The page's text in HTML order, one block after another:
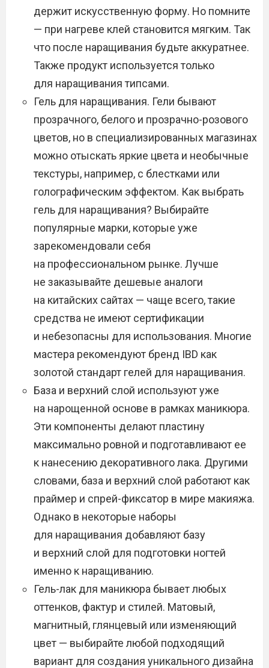
держит искусственную форму. Но помните
— при нагреве клей становится мягким. Так
что после наращивания будьте аккуратнее.
Также продукт используется только
для наращивания типсами.
Гель для наращивания. Гели бывают
прозрачного, белого и прозрачно-розового
цветов, но в специализированных магазинах
можно отыскать яркие цвета и необычные
текстуры, например, с блестками или
голографическим эффектом. Как выбрать
гель для наращивания? Выбирайте
популярные марки, которые уже
зарекомендовали себя
на профессиональном рынке. Лучше
не заказывайте дешевые аналоги
на китайских сайтах — чаще всего, такие
средства не имеют сертификации
и небезопасны для использования. Многие
мастера рекомендуют бренд IBD как
золотой стандарт гелей для наращивания.
База и верхний слой используют уже
на нарощенной основе в рамках маникюра.
Эти компоненты делают пластину
максимально ровной и подготавливают ее
к нанесению декоративного лака. Другими
словами, база и верхний слой работают как
праймер и спрей-фиксатор в мире макияжа.
Однако в некоторые наборы
для наращивания добавляют базу
и верхний слой для подготовки ногтей
именно к наращиванию.
Гель-лак для маникюра бывает любых
оттенков, фактур и стилей. Матовый,
магнитный, глянцевый или изменяющий
цвет — выбирайте любой подходящий
вариант для создания уникального дизайна